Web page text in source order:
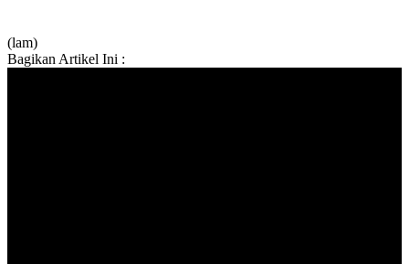
(lam)
Bagikan Artikel Ini :